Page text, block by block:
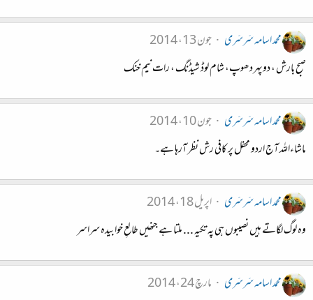
محمد اسامہ سَرسَری
جون 13، 2014
صبح بارش ، دوپہر دھوپ، شام لوڈ شیڈنگ ، رات نیم خنک
محمد اسامہ سَرسَری
جون 10، 2014
ماشاءاللہ آج اردو محفل پر کافی رش نظر آرہا ہے۔
محمد اسامہ سَرسَری
اپریل 18، 2014
وہ لوگ لگاتے ہیں نصیبوں ہی پہ تکیہ ... ملتا ہے جنھیں طالعِ خوابیدہ سراسر
محمد اسامہ سَرسَری
مارچ 24، 2014